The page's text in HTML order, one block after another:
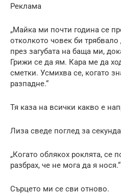
Реклама
„Майка ми почти година се
отколкото човек би
през загубата на баща ми,
Грижи се да ям. Кара ме да
сметки. Усмихва се, когато
разпадне.“
Тя каза на всички какво е
Лиза сведе поглед за
„Когато облякох роклята, се
разбрах, че не мога да я нося.“
Сърцето ми се сви отново.